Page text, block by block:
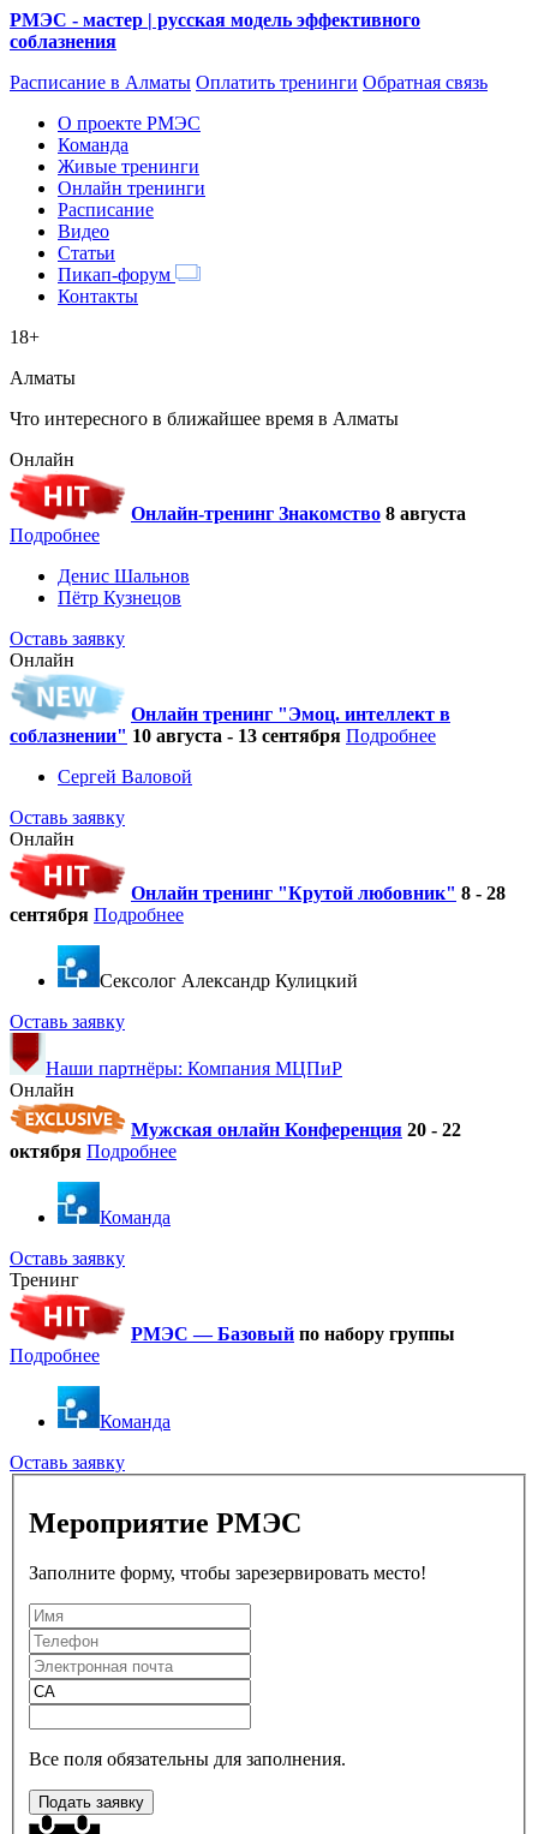
РМЭС - мастер | русская модель эффективного
соблазнения
Расписание в Алматы Оплатить тренинги Обратная связь
О проекте РМЭС
Команда
Живые тренинги
Онлайн тренинги
Расписание
Видео
Статьи
Пикап-форум
Контакты
18+
Алматы
Что интересного в ближайшее время в Алматы
Онлайн
Онлайн-тренинг Знакомство 8 августа
Подробнее
Денис Шальнов
Пётр Кузнецов
Оставь заявку
Онлайн
Онлайн тренинг "Эмоц. интеллект в
соблазнении" 10 августа - 13 сентября Подробнее
Сергей Валовой
Оставь заявку
Онлайн
Онлайн тренинг "Крутой любовник" 8 - 28
сентября Подробнее
Cексолог Александр Кулицкий
Оставь заявку
Наши партнёры: Компания МЦПиР
Онлайн
Мужская онлайн Конференция 20 - 22
октября Подробнее
Команда
Оставь заявку
Тренинг
РМЭС — Базовый по набору группы
Подробнее
Команда
Оставь заявку
Мероприятие РМЭС
Заполните форму, чтобы зарезервировать место!
Все поля обязательны для заполнения.
Подать заявку